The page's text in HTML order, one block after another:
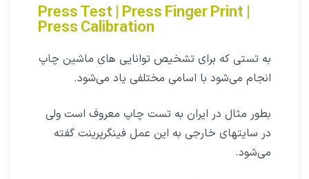
Press Test | Press Finger Print |
Press Calibration
به تستی که برای تشخیص توانایی های ماشین چاپ
انجام می‌شود با اسامی مختلفی یاد می‌شود.
بطور مثال در ایران به تست چاپ معروف است ولی
در سایتهای خارجی به این عمل فینگرپرینت گفته
می‌شود.